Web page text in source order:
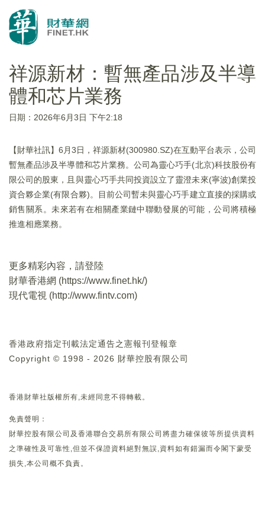
祥源新材：暫無產品涉及半導
體和芯片業務
日期：2026年6月3日 下午2:18
【財華社訊】6月3日，祥源新材(300980.SZ)在互動平台表示，公司
暫無產品涉及半導體和芯片業務。公司為靈心巧手(北京)科技股份有
限公司的股東，且與靈心巧手共同投資設立了靈澄未來(寧波)創業投
資合夥企業(有限合夥)。目前公司暫未與靈心巧手建立直接的採購或
銷售關系。未來若有在相關產業鏈中聯動發展的可能，公司將積極
推進相應業務。
更多精彩內容，請登陸
財華香港網 (https://www.finet.hk/)
現代電視 (http://www.fintv.com)
香港政府指定刊載法定通告之憲報刊登報章
Copyright © 1998 - 2026 財華控股有限公司
香港財華社版權所有,未經同意不得轉載。
免責聲明：
財華控股有限公司及香港聯合交易所有限公司將盡力確保彼等所提供資料
之準確性及可靠性,但並不保證資料絕對無誤,資料如有錯漏而令閣下蒙受
損失,本公司概不負責。